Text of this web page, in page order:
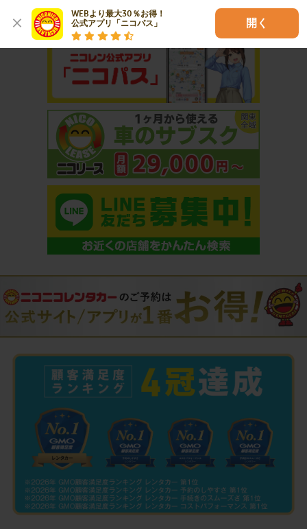
WEBより最大30％お得！
公式アプリ「ニコパス」
開く
おすすめコンテンツ